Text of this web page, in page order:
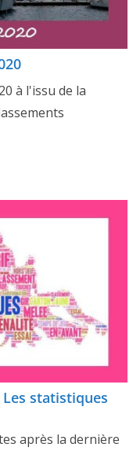
à l'issu de la
Les statistiques
après la dernière